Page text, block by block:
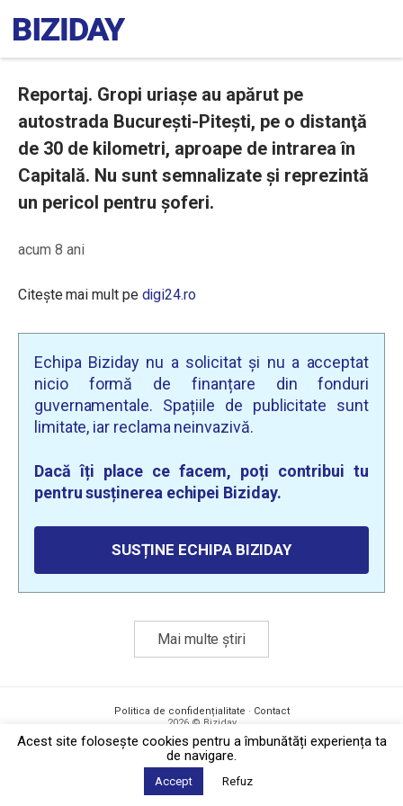
Reportaj. Gropi uriașe au apărut pe
autostrada București-Pitești, pe o distanţă
de 30 de kilometri, aproape de intrarea în
Capitală. Nu sunt semnalizate și reprezintă
un pericol pentru șoferi.
acum 8 ani
Citește mai mult pe digi24.ro
Echipa Biziday nu a solicitat și nu a acceptat
nicio formă de finanțare din fonduri
guvernamentale. Spațiile de publicitate sunt
limitate, iar reclama neinvazivă.
Dacă îți place ce facem, poți contribui tu
pentru susținerea echipei Biziday.
SUSȚINE ECHIPA BIZIDAY
Mai multe știri
Politica de confidențialitate · Contact
2026 © Biziday
Acest site foloseşte cookies pentru a îmbunătăți experiența ta
de navigare.
Accept Refuz